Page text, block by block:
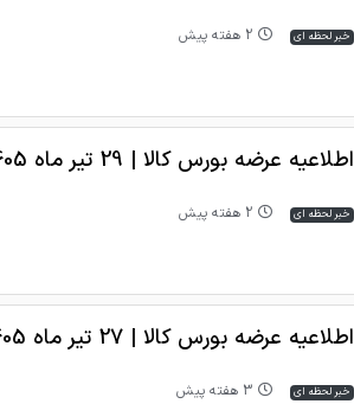
خبر لحظه ای 2 هفته پیش
اطلاعیه عرضه بورس کالا | 29 تیر ماه 1405
خبر لحظه ای 2 هفته پیش
اطلاعیه عرضه بورس کالا | 27 تیر ماه 1405
خبر لحظه ای 3 هفته پیش